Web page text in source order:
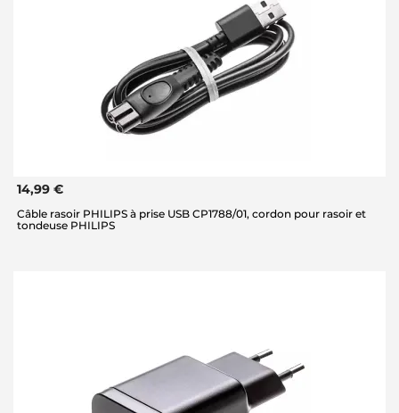
14,99 €
Câble rasoir PHILIPS à prise USB CP1788/01, cordon pour rasoir et
tondeuse PHILIPS